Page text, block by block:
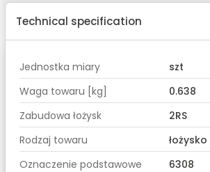
Technical specification
Jednostka miary
szt
Waga towaru [kg]
0.638
Zabudowa łożysk
2RS
Rodzaj towaru
łożysko
Oznaczenie podstawowe
6308